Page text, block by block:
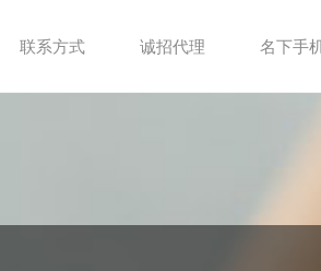
联系方式 诚招代理 名下手